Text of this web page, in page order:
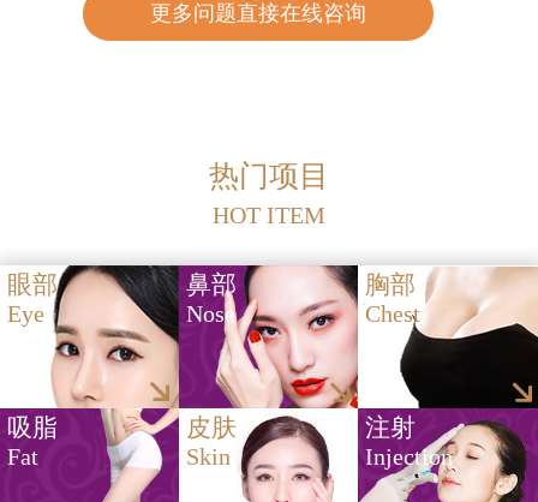
更多问题直接在线咨询
热门项目
HOT ITEM
眼部
Eye
鼻部
Nose
胸部
Chest
吸脂
Fat
皮肤
Skin
注射
Injection